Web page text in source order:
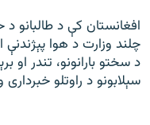
افغانستان کې د طالبانو
چلند وزارت د هوا پېژندنې
د سختو بارانونو، تندر او
سېلابونو د راوتلو